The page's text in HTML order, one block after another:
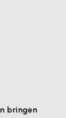
bringen